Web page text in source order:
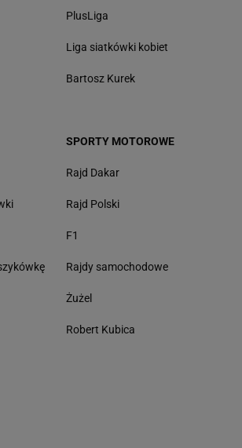
PlusLiga
Liga siatkówki kobiet
Bartosz Kurek
SPORTY MOTOROWE
Rajd Dakar
Rajd Polski
F1
Rajdy samochodowe
Żużel
Robert Kubica